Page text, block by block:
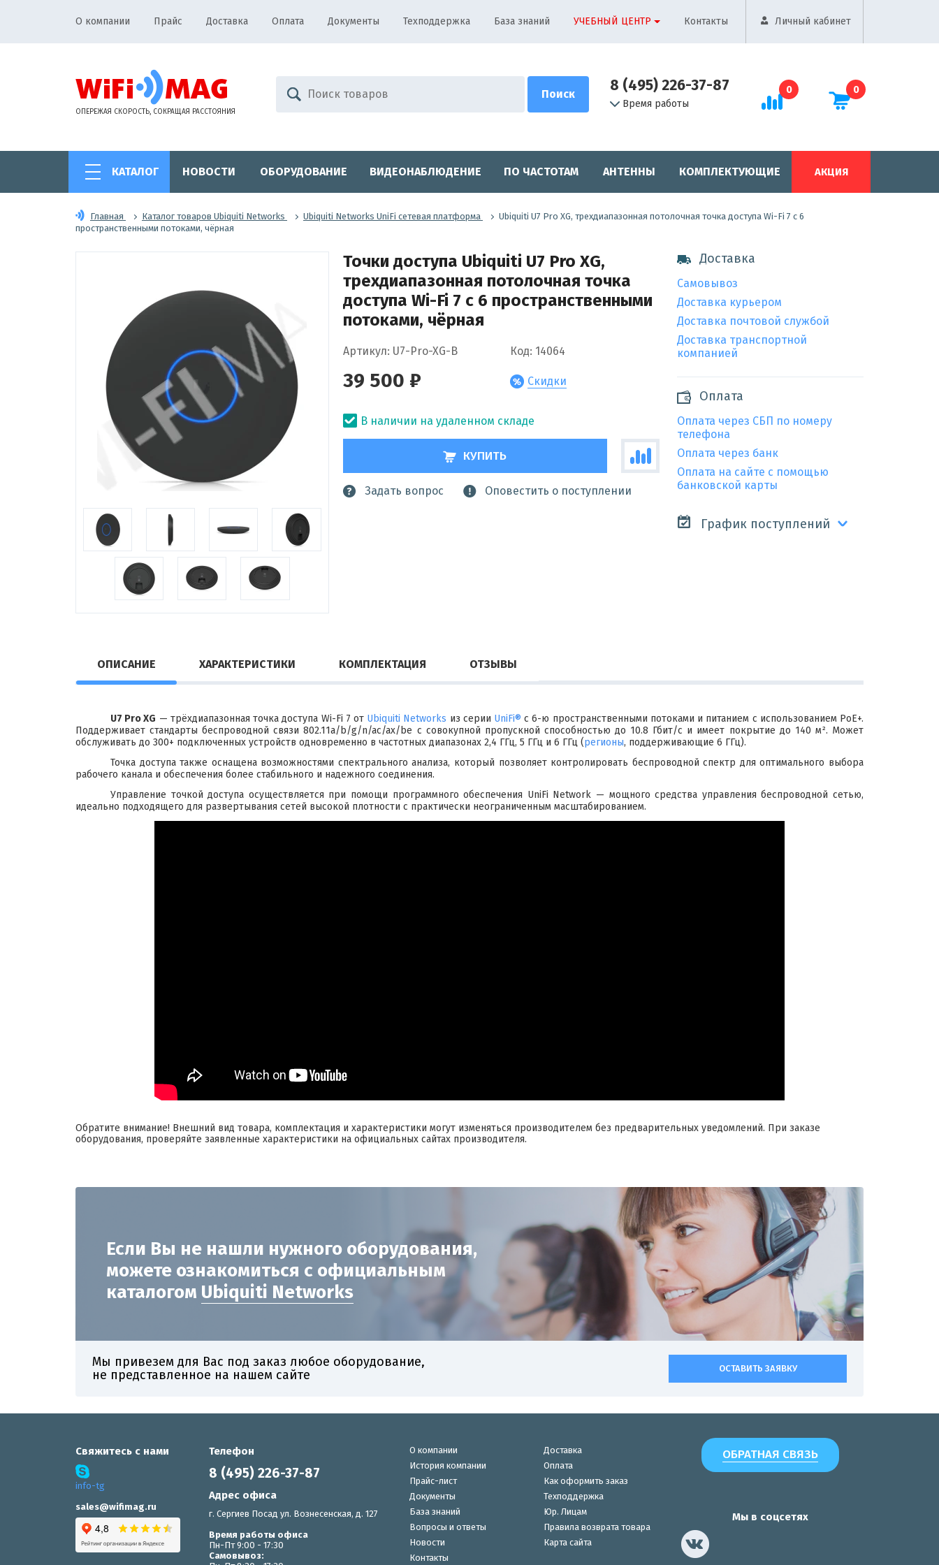
О компании Прайс Доставка Оплата Документы Техподдержка База знаний УЧЕБНЫЙ ЦЕНТР Контакты Личный кабинет
ОПЕРЕЖАЯ СКОРОСТЬ, СОКРАЩАЯ РАССТОЯНИЯ
8 (495) 226-37-87
Время работы
0 0
КАТАЛОГ НОВОСТИ ОБОРУДОВАНИЕ ВИДЕОНАБЛЮДЕНИЕ ПО ЧАСТОТАМ АНТЕННЫ КОМПЛЕКТУЮЩИЕ АКЦИЯ
Главная Каталог товаров Ubiquiti Networks Ubiquiti Networks UniFi сетевая платформа
Ubiquiti U7 Pro XG, трехдиапазонная потолочная точка доступа Wi-Fi 7 с 6
пространственными потоками, чёрная
Точки доступа Ubiquiti U7 Pro XG,
трехдиапазонная потолочная точка
доступа Wi-Fi 7 с 6 пространственными
потоками, чёрная
Артикул: U7-Pro-XG-B Код: 14064
39 500 ₽ Скидки
В наличии на удаленном складе
КУПИТЬ
Задать вопрос Оповестить о поступлении
Доставка
Самовывоз
Доставка курьером
Доставка почтовой службой
Доставка транспортной
компанией
Оплата
Оплата через СБП по номеру
телефона
Оплата через банк
Оплата на сайте с помощью
банковской карты
График поступлений
ОПИСАНИЕ ХАРАКТЕРИСТИКИ КОМПЛЕКТАЦИЯ ОТЗЫВЫ
U7 Pro XG — трёхдиапазонная точка доступа Wi-Fi 7 от Ubiquiti Networks из серии UniFi® с 6-ю пространственными потоками и питанием с использованием PoE+.
Поддерживает стандарты беспроводной связи 802.11a/b/g/n/ac/ax/be с совокупной пропускной способностью до 10.8 Гбит/с и имеет покрытие до 140 м². Может
обслуживать до 300+ подключенных устройств одновременно в частотных диапазонах 2,4 ГГц, 5 ГГц и 6 ГГц (регионы, поддерживающие 6 ГГц).
Точка доступа также оснащена возможностями спектрального анализа, который позволяет контролировать беспроводной спектр для оптимального выбора
рабочего канала и обеспечения более стабильного и надежного соединения.
Управление точкой доступа осуществляется при помощи программного обеспечения UniFi Network — мощного средства управления беспроводной сетью,
идеально подходящего для развертывания сетей высокой плотности с практически неограниченным масштабированием.
Обратите внимание! Внешний вид товара, комплектация и характеристики могут изменяться производителем без предварительных уведомлений. При заказе
оборудования, проверяйте заявленные характеристики на официальных сайтах производителя.
Если Вы не нашли нужного оборудования,
можете ознакомиться с официальным
каталогом Ubiquiti Networks
Мы привезем для Вас под заказ любое оборудование,
не представленное на нашем сайте
ОСТАВИТЬ ЗАЯВКУ
Свяжитесь с нами
info-tg
sales@wifimag.ru
Телефон
8 (495) 226-37-87
Адрес офиса
г. Сергиев Посад ул. Вознесенская, д. 127
Время работы офиса
Пн-Пт 9:00 - 17:30
Самовывоз:
О компании
История компании
Прайс-лист
Документы
База знаний
Вопросы и ответы
Новости
Контакты
Доставка
Оплата
Как оформить заказ
Техподдержка
Юр. Лицам
Правила возврата товара
Карта сайта
ОБРАТНАЯ СВЯЗЬ
Мы в соцсетях